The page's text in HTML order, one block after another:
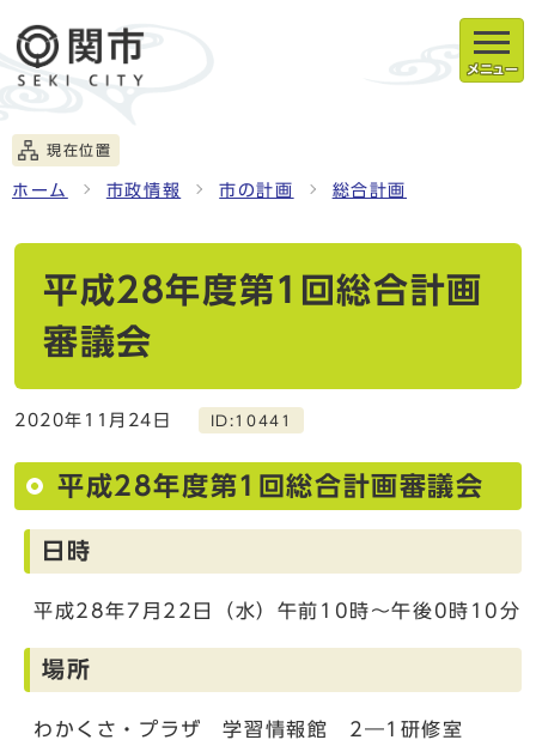
メニュー
現在位置
ホーム 市政情報 市の計画 総合計画
平成28年度第1回総合計画
審議会
2020年11月24日 ID:10441
平成28年度第1回総合計画審議会
日時
平成28年7月22日（水）午前10時～午後0時10分
場所
わかくさ・プラザ 学習情報館 2―1研修室